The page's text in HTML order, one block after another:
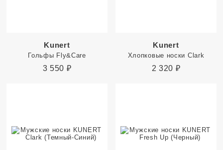
Kunert
Гольфы Fly&Care
3 550 ₽
Kunert
Хлопковые носки Clark
2 320 ₽